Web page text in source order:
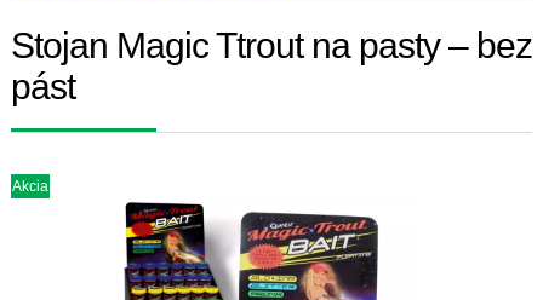
Stojan Magic Ttrout na pasty – bez
pást
Akcia